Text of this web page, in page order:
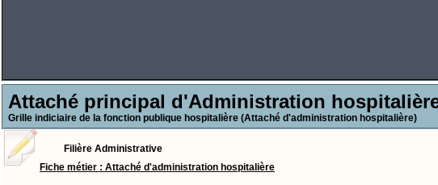
Attaché principal d'Administration
Grille indiciaire de la fonction publique hospitalière (Attaché d'administration hospitalière)
Filière Administrative
Fiche métier : Attaché d'administration hospitalière